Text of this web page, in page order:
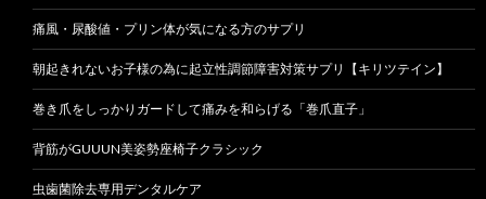
痛風・尿酸値・プリン体が気になる方のサプリ
朝起きれないお子様の為に起立性調節障害対策サプリ【キリツテイン】
巻き爪をしっかりガードして痛みを和らげる「巻爪直子」
背筋がGUUUN美姿勢座椅子クラシック
虫歯菌除去専用デンタルケア